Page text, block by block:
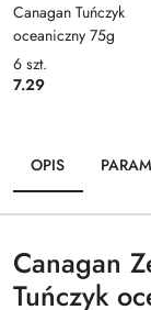
Canagan Tuńczyk
oceaniczny 75g
6 szt.
7.29
OPIS
Canagan
Tuńczyk